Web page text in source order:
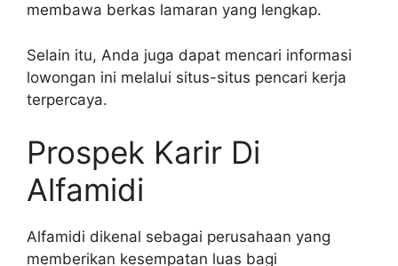
membawa berkas lamaran yang lengkap.
Selain itu, Anda juga dapat mencari informasi
lowongan ini melalui situs-situs pencari kerja
terpercaya.
Prospek Karir Di
Alfamidi
Alfamidi dikenal sebagai perusahaan yang
memberikan kesempatan luas bagi